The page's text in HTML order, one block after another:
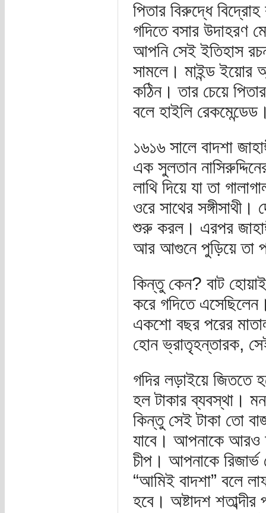
পিতার বিরুদ্ধে
গদিতে বসার উদাহরণ
আপনি সেই ইতিহাস
সামলে। মাইন্ড ইয়োর
কঠিন। তার চেয়ে
বলে হাইলি
১৬১৬ সালে বাদশা
এক সুলতান
লাথি দিয়ে যা তা
ওরে সাথের সঙ্গীসাথী।
শুরু করল। এরপর
আর আগুনে পুড়িয়ে তা
কিন্তু কেন? বাট
করে গদিতে
একশো বছর পরের
হোন ভ্রাতৃহন্তারক,
গদির লড়াইয়ে জিততে
হল টাকার ব্যবস্থা।
কিন্তু সেই টাকা তো
যাবে। আপনাকে আরও
চীপ। আপনাকে রিজার্ভ
“আমিই বাদশা” বলে
হবে। অষ্টাদশ শতাব্দীর